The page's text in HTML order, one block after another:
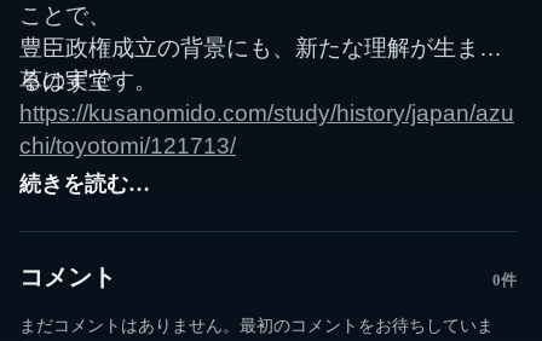
ことで、
豊臣政権成立の背景にも、新たな理解が生まれ
るはずです。
草の実堂
https://kusanomido.com/study/history/japan/azu
chi/toyotomi/121713/
続きを読む…
コメント 0件
まだコメントはありません。最初のコメントをお待ちしていま